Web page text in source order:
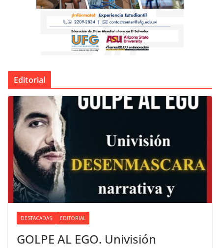
Editorial
DESTACADAS EDITORIAL
GOLPE AL EGO. Univisión